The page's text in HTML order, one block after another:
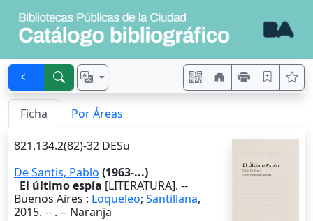
Ficha Por Áreas
821.134.2(82)-32 DESu
De Santis, Pablo (1963-...)
El último espía [LITERATURA]. --
Buenos Aires : Loqueleo; Santillana,
2015. -- . -- Naranja